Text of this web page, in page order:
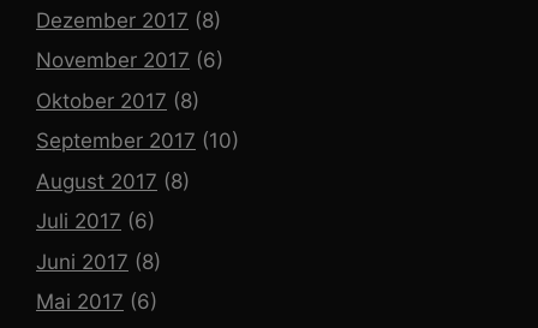
Dezember 2017 (8)
November 2017 (6)
Oktober 2017 (8)
September 2017 (10)
August 2017 (8)
Juli 2017 (6)
Juni 2017 (8)
Mai 2017 (6)